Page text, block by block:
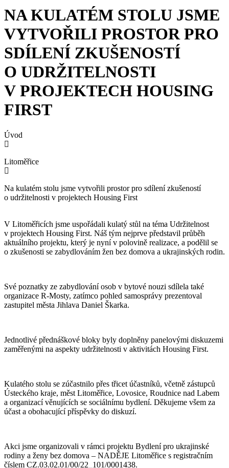
NA KULATÉM STOLU JSME
VYTVOŘILI PROSTOR PRO
SDÍLENÍ ZKUŠENOSTÍ
O UDRŽITELNOSTI
V PROJEKTECH HOUSING
FIRST
Úvod
Litoměřice
Na kulatém stolu jsme vytvořili prostor pro sdílení zkušeností
o udržitelnosti v projektech Housing First
V Litoměřicích jsme uspořádali kulatý stůl na téma Udržitelnost
v projektech Housing First. Náš tým nejprve představil průběh
aktuálního projektu, který je nyní v polovině realizace, a podělil se
o zkušenosti se zabydlováním žen bez domova a ukrajinských rodin.
Své poznatky ze zabydlování osob v bytové nouzi sdílela také
organizace R-Mosty, zatímco pohled samosprávy prezentoval
zastupitel města Jihlava Daniel Škarka.
Jednotlivé přednáškové bloky byly doplněny panelovými diskuzemi
zaměřenými na aspekty udržitelnosti v aktivitách Housing First.
Kulatého stolu se zúčastnilo přes třicet účastníků, včetně zástupců
Ústeckého kraje, měst Litoměřice, Lovosice, Roudnice nad Labem
a organizací věnujících se sociálnímu bydlení. Děkujeme všem za
účast a obohacující příspěvky do diskuzí.
Akci jsme organizovali v rámci projektu Bydlení pro ukrajinské
rodiny a ženy bez domova – NADĚJE Litoměřice s registračním
číslem CZ.03.02.01/00/22_101/0001438.